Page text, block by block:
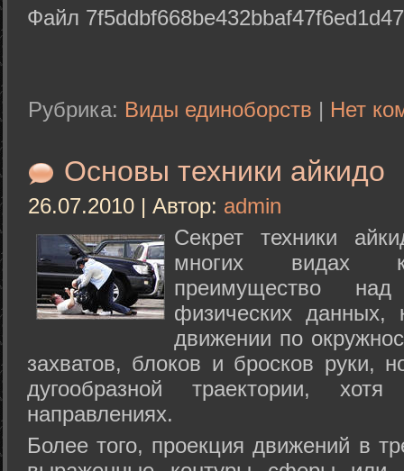
Файл
Рубрика: Виды единоборств | Нет
Основы техники айкидо
26.07.2010 | Автор: admin
Секрет техники
многих видах
преимущество
физических данных,
движении по
захватов, блоков и бросков руки,
дугообразной траектории,
направлениях.
Более того, проекция движений в